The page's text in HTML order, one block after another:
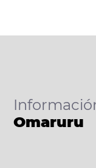
Omaruru